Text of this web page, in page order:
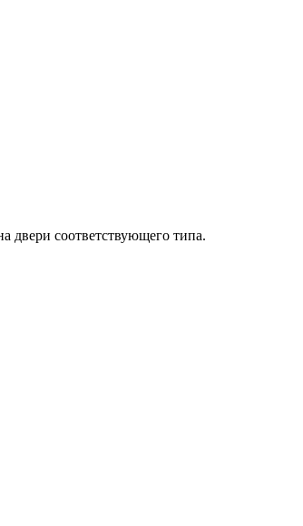
двери соответствующего типа.